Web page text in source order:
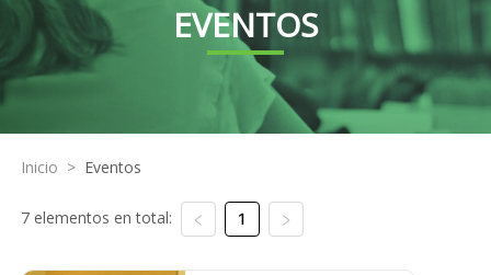
EVENTOS
Inicio > Eventos
7 elementos en total: 1